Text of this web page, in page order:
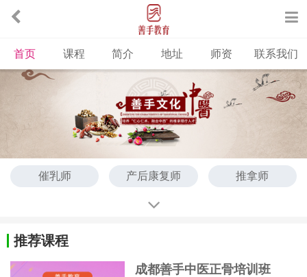
首页 课程 简介 地址 师资 联系我们
催乳师 产后康复师 推拿师
刮痧拔罐
推荐课程
成都善手中医正骨培训班